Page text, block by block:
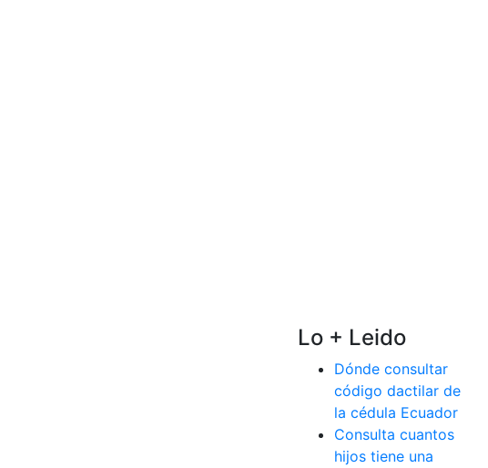
Lo + Leido
Dónde consultar
código dactilar de
la cédula Ecuador
Consulta cuantos
hijos tiene una